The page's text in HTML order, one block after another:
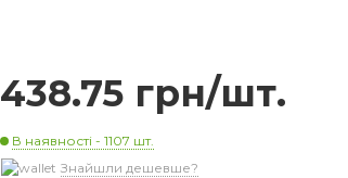
438.75 грн/шт.
В наявності - 1107 шт.
Знайшли дешевше?